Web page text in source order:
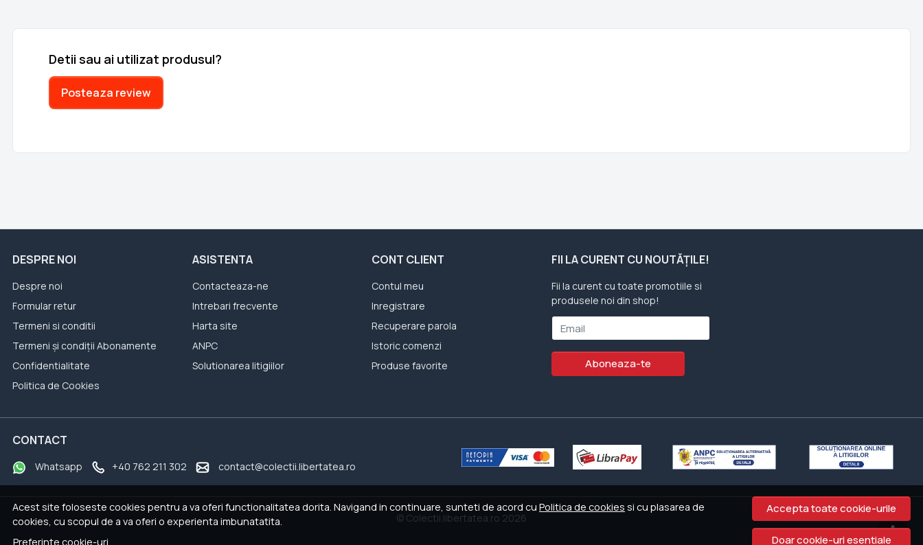
Detii sau ai utilizat produsul?
Posteaza review
Acest site foloseste cookies pentru a va oferi functionalitatea dorita. Navigand in continuare, sunteti de acord cu Politica de cookies si cu plasarea de
cookies, cu scopul de a va oferi o experienta imbunatatita.
Preferinte cookie-uri
Accepta toate cookie-urile
Doar cookie-uri esentiale
DESPRE NOI
Despre noi
Formular retur
Termeni si conditii
Termeni și condiții Abonamente
Confidentialitate
Politica de Cookies
ASISTENTA
Contacteaza-ne
Intrebari frecvente
Harta site
ANPC
Solutionarea litigiilor
CONT CLIENT
Contul meu
Inregistrare
Recuperare parola
Istoric comenzi
Produse favorite
FII LA CURENT CU NOUTĂȚILE!
Fii la curent cu toate promotiile si
produsele noi din shop!
Email
Aboneaza-te
CONTACT
Whatsapp +40 762 211 302 contact@colectii.libertatea.ro
© Colectii.libertatea.ro 2026